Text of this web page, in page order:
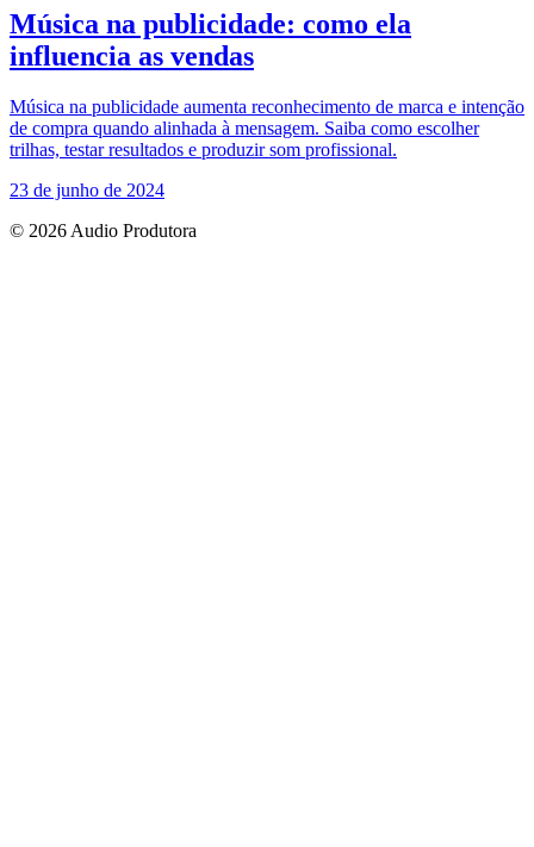
Música na publicidade: como ela
influencia as vendas
Música na publicidade aumenta reconhecimento de marca e intenção
de compra quando alinhada à mensagem. Saiba como escolher
trilhas, testar resultados e produzir som profissional.
23 de junho de 2024
© 2026 Audio Produtora